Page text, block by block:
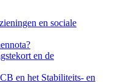
en sociale
en de
en het Stabiliteits- en